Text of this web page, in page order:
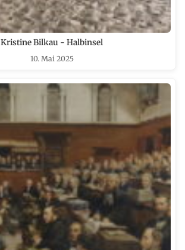
Kristine Bilkau - Halbinsel
10. Mai 2025